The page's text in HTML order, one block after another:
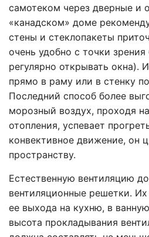
самотеком через дверные и
«канадском» доме
стены и стеклопакеты
очень удобно с точки
регулярно открывать окна).
прямо в раму или в стенку
Последний способ более
морозный воздух, проходя
отопления, успевает
конвективное движение, он
пространству.
Естественную вентиляцию
вентиляционные решетки.
ее выхода на кухню, в
высота прокладывания